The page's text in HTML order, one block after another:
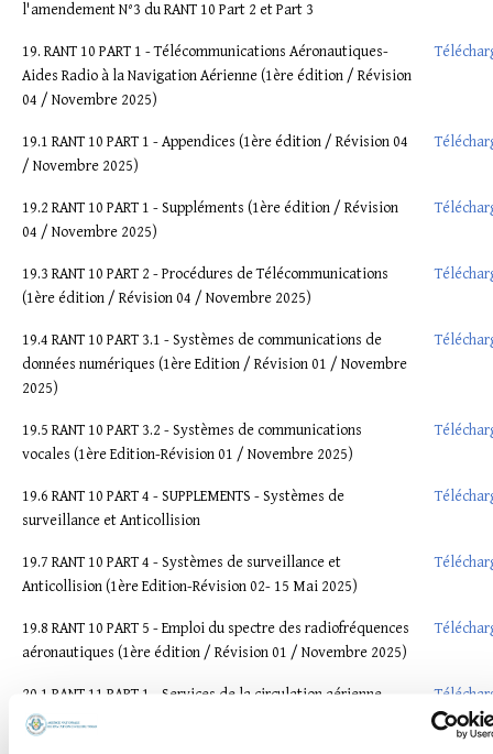
l'amendement N°3 du RANT 10 Part 2 et Part 3
19. RANT 10 PART 1 - Télécommunications Aéronautiques-
Aides Radio à la Navigation Aérienne (1ère édition / Révision
04 / Novembre 2025)
19.1 RANT 10 PART 1 - Appendices (1ère édition / Révision 04
/ Novembre 2025)
19.2 RANT 10 PART 1 - Suppléments (1ère édition / Révision
04 / Novembre 2025)
19.3 RANT 10 PART 2 - Procédures de Télécommunications
(1ère édition / Révision 04 / Novembre 2025)
19.4 RANT 10 PART 3.1 - Systèmes de communications de
données numériques (1ère Edition / Révision 01 / Novembre
2025)
19.5 RANT 10 PART 3.2 - Systèmes de communications
vocales (1ère Edition-Révision 01 / Novembre 2025)
19.6 RANT 10 PART 4 - SUPPLEMENTS - Systèmes de
surveillance et Anticollision
19.7 RANT 10 PART 4 - Systèmes de surveillance et
Anticollision (1ère Edition-Révision 02- 15 Mai 2025)
19.8 RANT 10 PART 5 - Emploi du spectre des radiofréquences
aéronautiques (1ère édition / Révision 01 / Novembre 2025)
20.1 RANT 11 PART 1 - Services de la circulation aérienne
(1ère édition / Révision 04 / Novembre 2025)